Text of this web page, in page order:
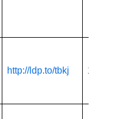
http://ldp.to/tbkj 15